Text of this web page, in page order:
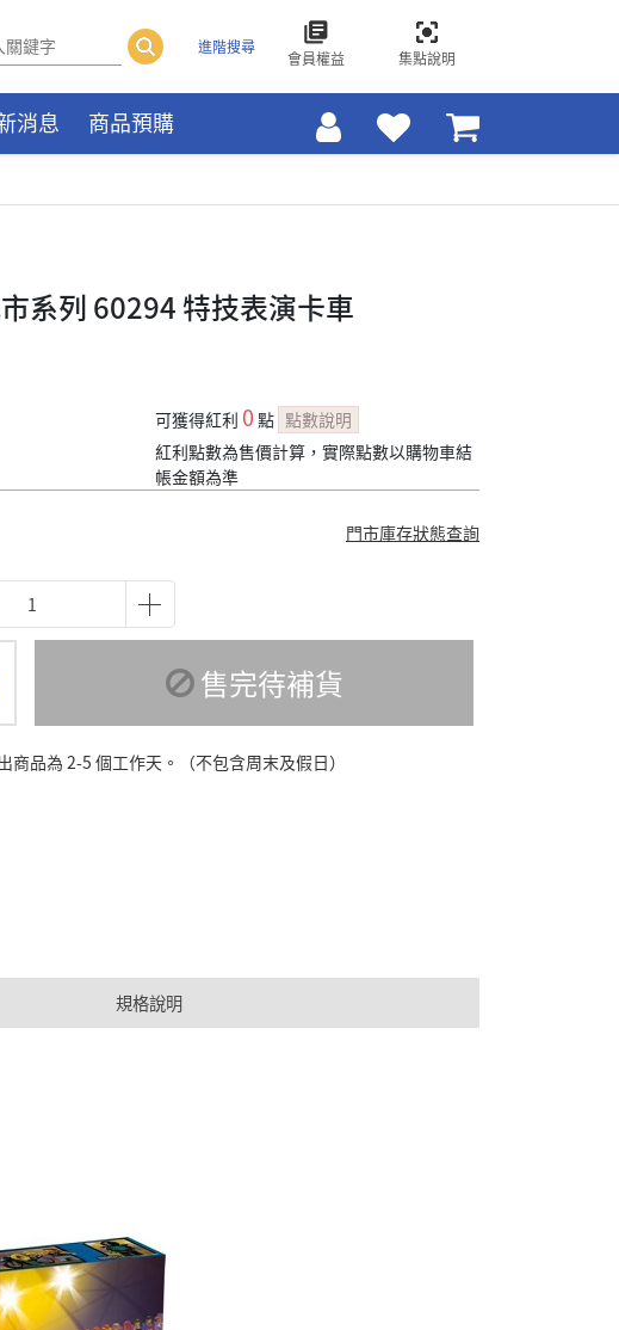
進階搜尋
會員權益 集點說明
消息 商品預購
系列 60294 特技表演卡車
可獲得紅利 0 點 點數說明
紅利點數為售價計算，實際點數以購物車結
帳金額為準
門市庫存狀態查詢
售完待補貨
商品為 2-5 個工作天。（不包含周末及假日）
規格說明